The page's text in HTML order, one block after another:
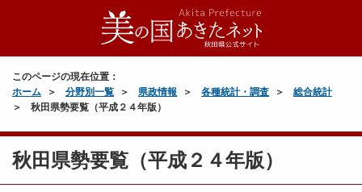
このページの現在位置：
ホーム
分野別一覧 県政情報 各種統計・調査
総合統計
秋田県勢要覧（平成２４年版）
秋田県勢要覧（平成２４年版）